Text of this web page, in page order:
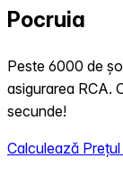
Pocruia
Peste 6000 de
asigurarea RCA.
secunde!
Calculează